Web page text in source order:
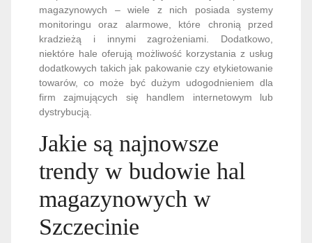
magazynowych – wiele z nich posiada systemy
monitoringu oraz alarmowe, które chronią przed
kradzieżą i innymi zagrożeniami. Dodatkowo,
niektóre hale oferują możliwość korzystania z usług
dodatkowych takich jak pakowanie czy etykietowanie
towarów, co może być dużym udogodnieniem dla
firm zajmujących się handlem internetowym lub
dystrybucją.
Jakie są najnowsze
trendy w budowie hal
magazynowych w
Szczecinie